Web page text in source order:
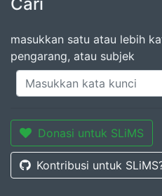
masukkan satu atau lebih
pengarang, atau subjek
Donasi untuk SLiMS
Kontribusi untuk